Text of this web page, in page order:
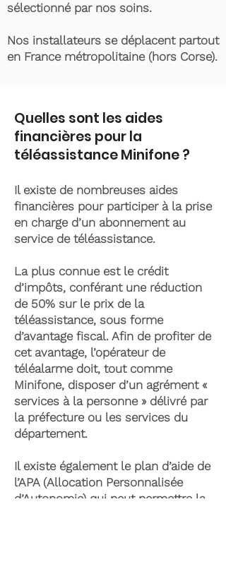
sélectionné par nos soins.
Nos installateurs se déplacent partout
en France métropolitaine (hors Corse).
Quelles sont les aides
financières pour la
téléassistance Minifone ?
Il existe de nombreuses aides
financières pour participer à la prise
en charge d’un abonnement au
service de téléassistance.
La plus connue est le crédit
d’impôts, conférant une réduction
de 50% sur le prix de la
téléassistance, sous forme
d’avantage fiscal. Afin de profiter de
cet avantage, l’opérateur de
téléalarme doit, tout comme
Minifone, disposer d’un agrément «
services à la personne » délivré par
la préfecture ou les services du
département.
Il existe également le plan d’aide de
l’APA (Allocation Personnalisée
d’Autonomie) qui peut permettre la